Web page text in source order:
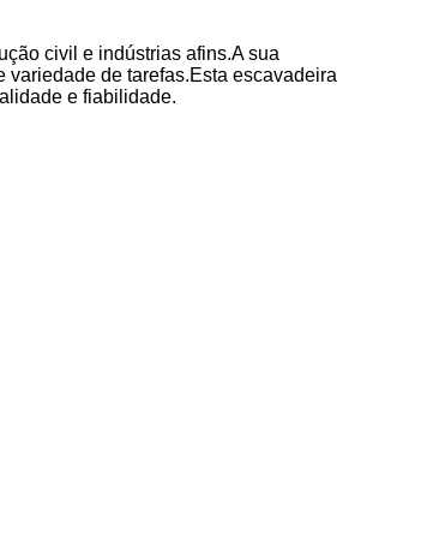
civil e indústrias afins.A sua
de tarefas.Esta escavadeira
e fiabilidade.